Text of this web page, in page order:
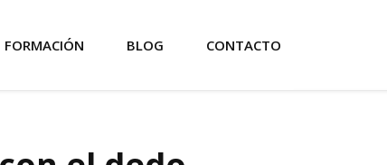
FORMACIÓN BLOG CONTACTO